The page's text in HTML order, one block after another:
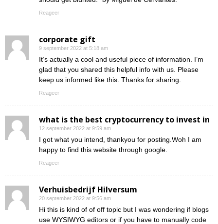
Reageer
corporate gift
9 september 2022 at 5:18 am
It’s actually a cool and useful piece of information. I’m
glad that you shared this helpful info with us. Please
keep us informed like this. Thanks for sharing.
Reageer
what is the best cryptocurrency to invest in
12 september 2022 at 9:59 am
I got what you intend, thankyou for posting.Woh I am
happy to find this website through google.
Reageer
Verhuisbedrijf Hilversum
20 september 2022 at 9:56 am
Hi this is kind of of off topic but I was wondering if blogs
use WYSIWYG editors or if you have to manually code